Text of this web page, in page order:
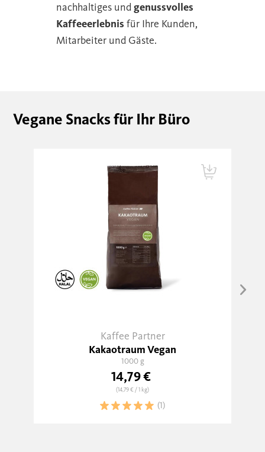
nachhaltiges undgenussvolles
Kaffeeerlebnis für Ihre Kunden,
Mitarbeiter und Gäste.
Vegane Snacks für Ihr Büro
Kaffee Partner
Kakaotraum Vegan
1000 g
14,79 €
(14,79 €/ 1 kg)
(1)